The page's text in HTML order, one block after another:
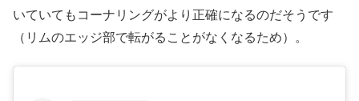
いていてもコーナリングがより正確になるのだそうです
（リムのエッジ部で転がることがなくなるため）。